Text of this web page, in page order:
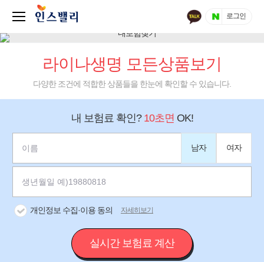
로그인
라이나생명 모든상품보기
다양한 조건에 적합한 상품들을 한눈에 확인할 수 있습니다.
내 보험료 확인? 10초면 OK!
남자 여자
개인정보 수집·이용 동의 자세히보기
실시간 보험료 계산